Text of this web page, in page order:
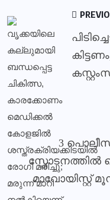
3
സ്ഫോടനത്തിൽ
മാവോയിസ്റ്റ്